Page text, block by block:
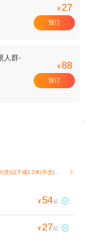
¥ 27
预订
人群-
¥ 88
预订

¥ 54起 
¥ 27起 